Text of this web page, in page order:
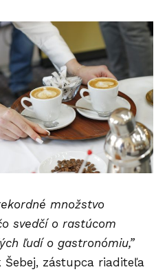
množstvo
svedčí o rastúcom
ľudí o gastronómiu,”
Šebej, zástupca riaditeľa